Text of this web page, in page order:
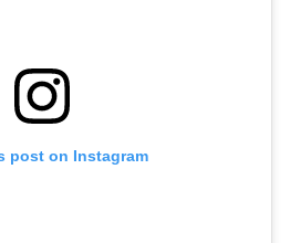
post on Instagram